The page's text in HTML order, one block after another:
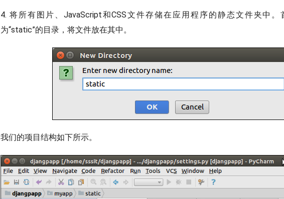
4. 将所有图片、JavaScript和CSS文件存储在应用程序的静态文件夹中。
为“static”的目录，将文件放在其中。
我们的项目结构如下所示。